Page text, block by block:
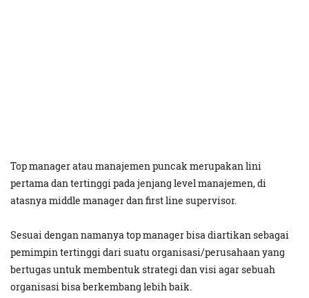
Top manager atau manajemen puncak merupakan lini
pertama dan tertinggi pada jenjang level manajemen, di
atasnya middle manager dan first line supervisor.
Sesuai dengan namanya top manager bisa diartikan sebagai
pemimpin tertinggi dari suatu organisasi/perusahaan yang
bertugas untuk membentuk strategi dan visi agar sebuah
organisasi bisa berkembang lebih baik.